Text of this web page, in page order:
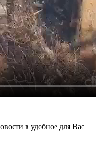
в удобное для Вас